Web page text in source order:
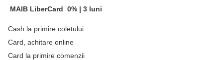
MAIB LiberCard 0% | 3 luni
Cash la primire coletului
Card, achitare online
Card la primire comenzii